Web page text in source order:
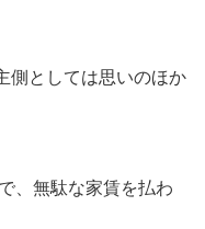
側としては思いのほか
、無駄な家賃を払わ